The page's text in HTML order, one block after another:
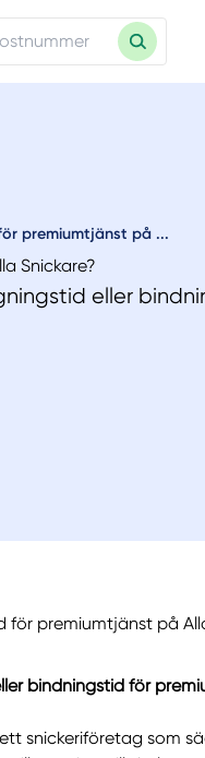
premiumtjänst på ...
Snickare?
eller
premiumtjänst på
bindningstid för
snickeriföretag som